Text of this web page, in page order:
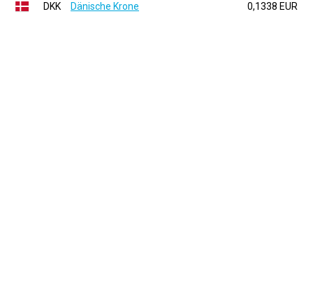
DKK
Dänische Krone 0,1338 EUR